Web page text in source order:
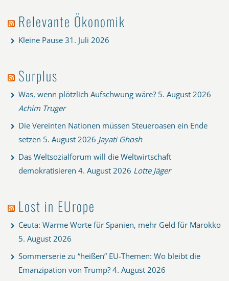
Relevante Ökonomik
Kleine Pause 31. Juli 2026
Surplus
Was, wenn plötzlich Aufschwung wäre? 5. August 2026
Achim Truger
Die Vereinten Nationen müssen Steueroasen ein Ende
setzen 5. August 2026 Jayati Ghosh
Das Weltsozialforum will die Weltwirtschaft
demokratisieren 4. August 2026 Lotte Jäger
Lost in EUrope
Ceuta: Warme Worte für Spanien, mehr Geld für Marokko
5. August 2026
Sommerserie zu “heißen” EU-Themen: Wo bleibt die
Emanzipation von Trump? 4. August 2026